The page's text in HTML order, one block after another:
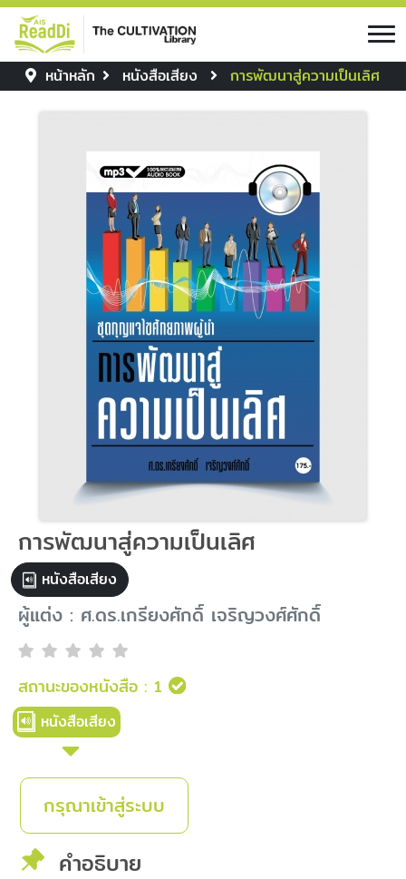
หน้าหลัก หนังสือเสียง การพัฒนาสู่ความเป็นเลิศ
การพัฒนาสู่ความเป็นเลิศ
หนังสือเสียง
ผู้แต่ง : ศ.ดร.เกรียงศักดิ์ เจริญวงศ์ศักดิ์
สถานะของหนังสือ : 1
หนังสือเสียง
กรุณาเข้าสู่ระบบ
คำอธิบาย